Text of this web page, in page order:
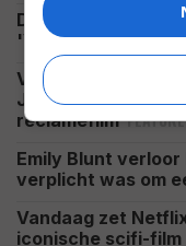
Dwayne Johnson
'Vaiana': "Zo gaat
Voormalige 007-
James Bond-film
reclamefilm
Emily Blunt
verplicht was om
Vandaag zet
iconische scifi-film